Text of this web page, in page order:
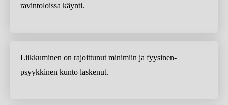
ravintoloissa käynti.
Liikkuminen on rajoittunut minimiin ja fyysinen-
psyykkinen kunto laskenut.